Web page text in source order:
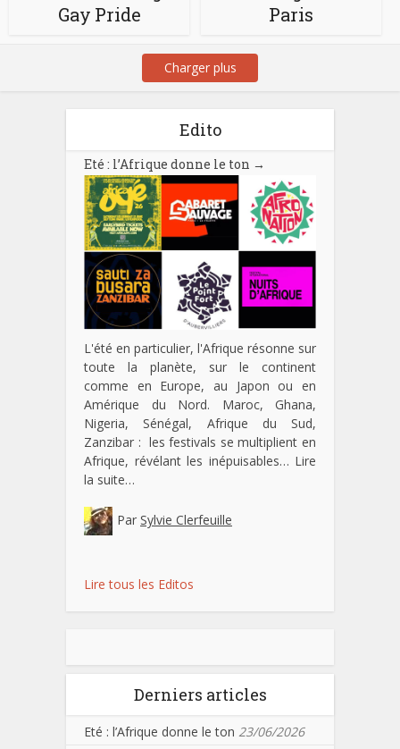
Gay Pride
Paris
Charger plus
Edito
Eté : l’Afrique donne le ton →
L'été en particulier, l'Afrique résonne sur
toute la planète, sur le continent
comme en Europe, au Japon ou en
Amérique du Nord. Maroc, Ghana,
Nigeria, Sénégal, Afrique du Sud,
Zanzibar : les festivals se multiplient en
Afrique, révélant les inépuisables… Lire
la suite…
Par Sylvie Clerfeuille
Lire tous les Editos
Derniers articles
Eté : l’Afrique donne le ton 23/06/2026